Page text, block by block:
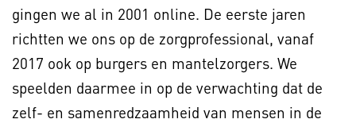
gingen we al in 2001 online. De eerste jaren
richtten we ons op de zorgprofessional, vanaf
2017 ook op burgers en mantelzorgers. We
speelden daarmee in op de verwachting dat de
zelf- en samenredzaamheid van mensen in de